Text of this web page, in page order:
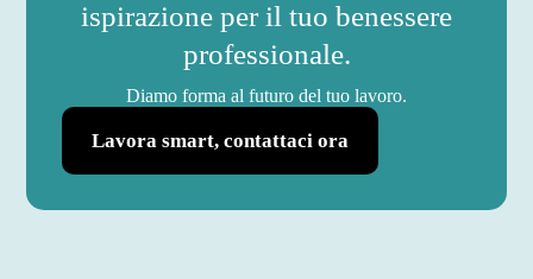
ispirazione per il tuo benessere
professionale.
Diamo forma al futuro del tuo lavoro.
Lavora smart, contattaci ora